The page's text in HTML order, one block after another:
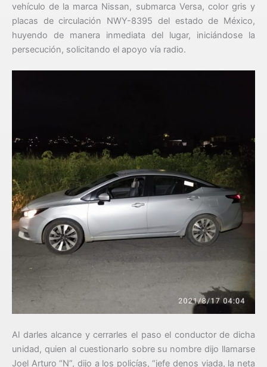
vehículo de la marca Nissan, submarca Versa, color gris y
placas de circulación NWY-8395 del estado de México,
huyendo de manera inmediata del lugar, iniciándose la
persecución, solicitando el apoyo vía radio.
Al darles alcance y cerrarles el paso el conductor de dicha
unidad, quien al cuestionarlo sobre su nombre dijo llamarse
Joel Arturo “N”, dijo a los policías, “jefe denos viada, la neta